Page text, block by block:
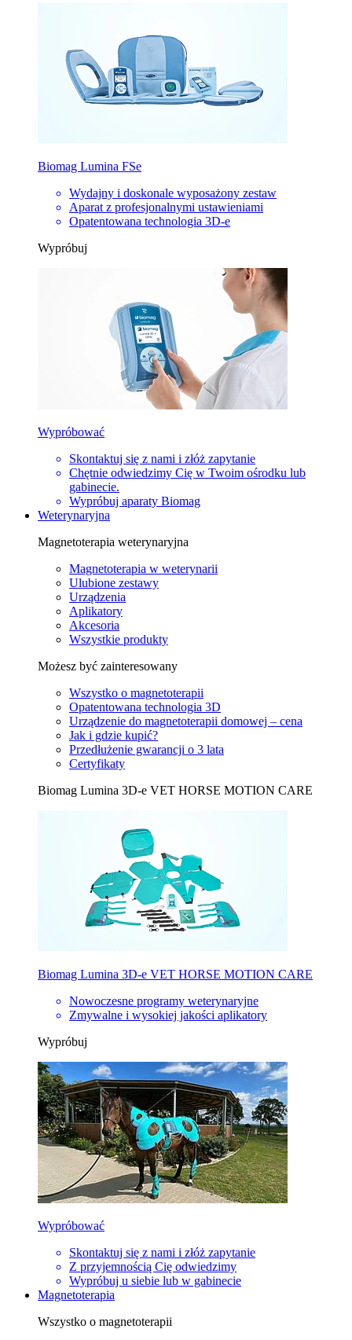
Biomag Lumina FSe
Wydajny i doskonale wyposażony zestaw
Aparat z profesjonalnymi ustawieniami
Opatentowana technologia 3D-e
Wypróbuj
Wypróbować
Skontaktuj się z nami i złóż zapytanie
Chętnie odwiedzimy Cię w Twoim ośrodku lub
gabinecie.
Wypróbuj aparaty Biomag
Weterynaryjna
Magnetoterapia weterynaryjna
Magnetoterapia w weterynarii
Ulubione zestawy
Urządzenia
Aplikatory
Akcesoria
Wszystkie produkty
Możesz być zainteresowany
Wszystko o magnetoterapii
Opatentowana technologia 3D
Urządzenie do magnetoterapii domowej – cena
Jak i gdzie kupić?
Przedłużenie gwarancji o 3 lata
Certyfikaty
Biomag Lumina 3D-e VET HORSE MOTION CARE
Biomag Lumina 3D-e VET HORSE MOTION CARE
Nowoczesne programy weterynaryjne
Zmywalne i wysokiej jakości aplikatory
Wypróbuj
Wypróbować
Skontaktuj się z nami i złóż zapytanie
Z przyjemnością Cię odwiedzimy
Wypróbuj u siebie lub w gabinecie
Magnetoterapia
Wszystko o magnetoterapii